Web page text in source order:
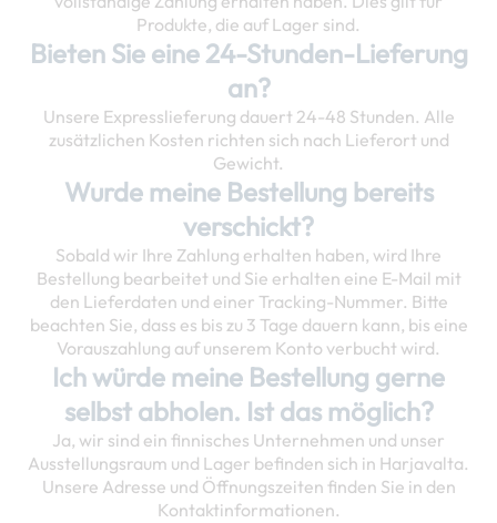
Produkte, die auf Lager sind.
Bieten Sie eine 24-Stunden-Lieferung
an?
Unsere Expresslieferung dauert 24-48 Stunden. Alle
zusätzlichen Kosten richten sich nach Lieferort und
Gewicht.
Wurde meine Bestellung bereits
verschickt?
Sobald wir Ihre Zahlung erhalten haben, wird Ihre
Bestellung bearbeitet und Sie erhalten eine E-Mail mit
den Lieferdaten und einer Tracking-Nummer. Bitte
beachten Sie, dass es bis zu 3 Tage dauern kann, bis eine
Vorauszahlung auf unserem Konto verbucht wird.
Ich würde meine Bestellung gerne
selbst abholen. Ist das möglich?
Ja, wir sind ein finnisches Unternehmen und unser
Ausstellungsraum und Lager befinden sich in Harjavalta.
Unsere Adresse und Öffnungszeiten finden Sie in den
Kontaktinformationen.